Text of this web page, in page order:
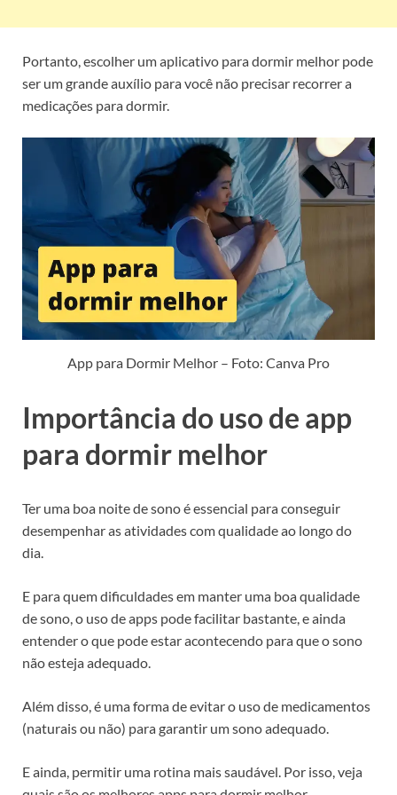
Portanto, escolher um aplicativo para dormir melhor pode
ser um grande auxílio para você não precisar recorrer a
medicações para dormir.
App para Dormir Melhor – Foto: Canva Pro
Importância do uso de app
para dormir melhor
Ter uma boa noite de sono é essencial para conseguir
desempenhar as atividades com qualidade ao longo do
dia.
E para quem dificuldades em manter uma boa qualidade
de sono, o uso de apps pode facilitar bastante, e ainda
entender o que pode estar acontecendo para que o sono
não esteja adequado.
Além disso, é uma forma de evitar o uso de medicamentos
(naturais ou não) para garantir um sono adequado.
E ainda, permitir uma rotina mais saudável. Por isso, veja